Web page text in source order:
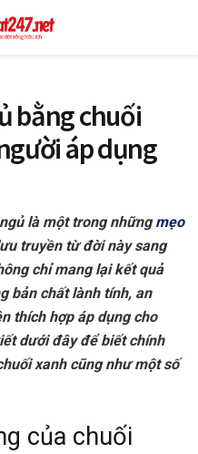
bằng chuối
áp dụng
là một trong nhữngmẹo
truyền từ đời này sang
chỉ mang lại kết quả
bản chất lành tính, an
thích hợp áp dụng cho
dưới đây để biết chính
xanh cũng như một số
của chuối